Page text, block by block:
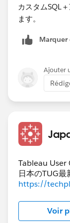
カスタムSQL
ます。
Ajouter
Tableau
日本のTUG最
https://
Voir